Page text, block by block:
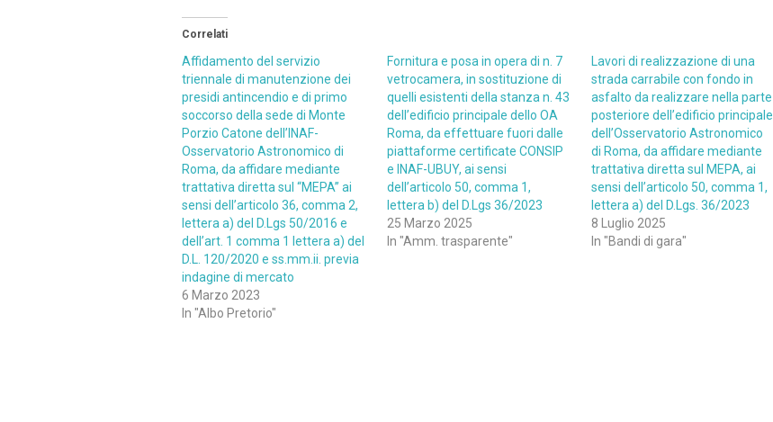
Correlati
Affidamento del servizio
triennale di manutenzione dei
presidi antincendio e di primo
soccorso della sede di Monte
Porzio Catone dell’INAF-
Osservatorio Astronomico di
Roma, da affidare mediante
trattativa diretta sul “MEPA” ai
sensi dell’articolo 36, comma 2,
lettera a) del D.Lgs 50/2016 e
dell’art. 1 comma 1 lettera a) del
D.L. 120/2020 e ss.mm.ii. previa
indagine di mercato
6 Marzo 2023
In "Albo Pretorio"
Fornitura e posa in opera di n. 7
vetrocamera, in sostituzione di
quelli esistenti della stanza n. 43
dell’edificio principale dello OA
Roma, da effettuare fuori dalle
piattaforme certificate CONSIP
e INAF-UBUY, ai sensi
dell’articolo 50, comma 1,
lettera b) del D.Lgs 36/2023
25 Marzo 2025
In "Amm. trasparente"
Lavori di realizzazione di una
strada carrabile con fondo in
asfalto da realizzare nella parte
posteriore dell’edificio principale
dell’Osservatorio Astronomico
di Roma, da affidare mediante
trattativa diretta sul MEPA, ai
sensi dell’articolo 50, comma 1,
lettera a) del D.Lgs. 36/2023
8 Luglio 2025
In "Bandi di gara"